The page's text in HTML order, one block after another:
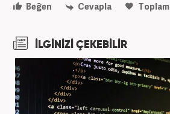
Beğen
Cevapla Toplam
İLGİNİZİ ÇEKEBİLİR